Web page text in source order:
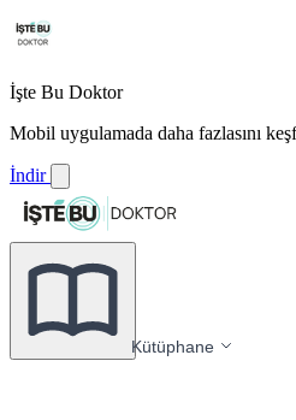
İşte Bu Doktor
Mobil uygulamada daha fazlasını
İndir
Kütüphane